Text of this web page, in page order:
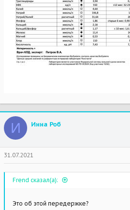
И Инна Роб
31.07.2021
Frend сказал(а):
Это об этой передержке?